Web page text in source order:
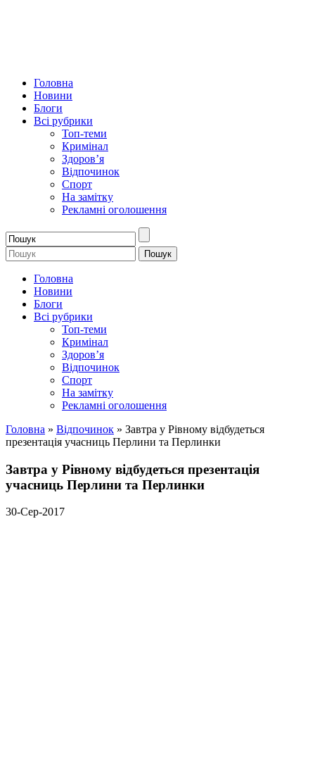
Головна
Новини
Блоги
Всі рубрики
Топ-теми
Кримінал
Здоров’я
Відпочинок
Спорт
На замітку
Рекламні оголошення
Головна
Новини
Блоги
Всі рубрики
Топ-теми
Кримінал
Здоров’я
Відпочинок
Спорт
На замітку
Рекламні оголошення
Головна » Відпочинок » Завтра у Рівному відбудеться
презентація учасниць Перлини та Перлинки
Завтра у Рівному відбудеться презентація
учасниць Перлини та Перлинки
30-Сер-2017